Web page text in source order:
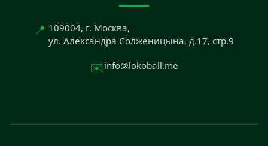
📍 109004, г. Москва,
ул. Александра Солженицына, д.17, стр.9
✉️ info@lokoball.me